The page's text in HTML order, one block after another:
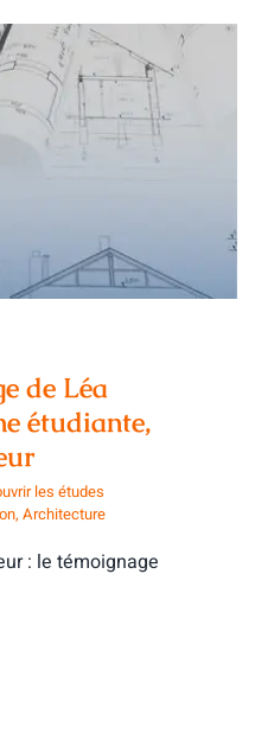
de Léa Maunier –
architecte
de Léa
étudiante,
les études
Architecture
: le témoignage